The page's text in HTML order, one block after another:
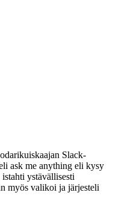
Slack-
ask me anything eli kysy
ystävällisesti
myös valikoi ja järjesteli